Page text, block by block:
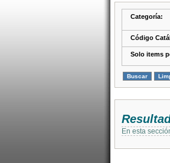
Categoría:
Código
Solo items
En esta